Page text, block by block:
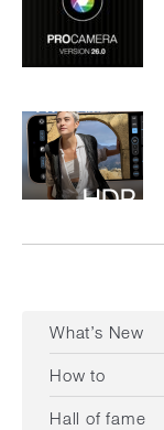
What’s New
How to
Hall of fame